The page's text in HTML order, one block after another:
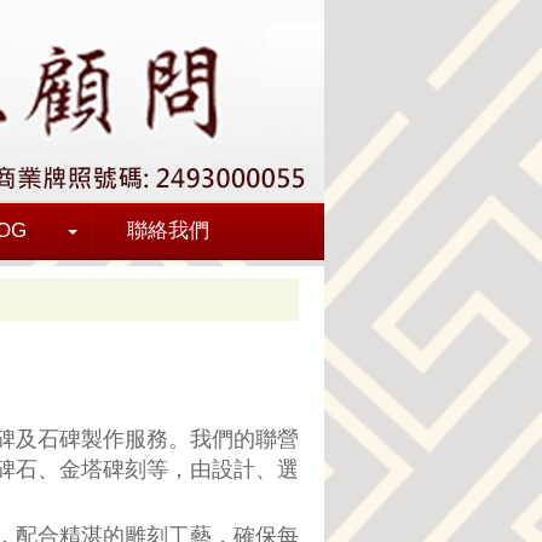
聯絡我們
及石碑製作服務。我們的聯營
石、金塔碑刻等，由設計、選
配合精湛的雕刻工藝，確保每